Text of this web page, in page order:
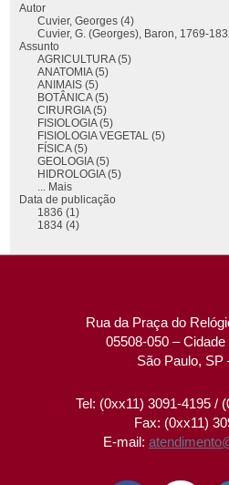
Autor
Cuvier, Georges (4)
Cuvier, G. (Georges), Baron, 1769-
Assunto
AGRICULTURA (5)
ANATOMIA (5)
ANIMAIS (5)
BOTÂNICA (5)
CIRURGIA (5)
FISIOLOGIA (5)
FISIOLOGIA VEGETAL (5)
FÍSICA (5)
GEOLOGIA (5)
HIDROLOGIA (5)
... Mais
Data de publicação
1836 (1)
1834 (4)
Rua da Praça do
05508-050 –
São Paulo, SP
Tel: (0xx11) 3091-4195 /
Fax: (0xx11)
E-mail: